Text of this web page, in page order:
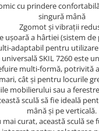
cu prindere
singură mână
Zgomot şi vibraţii
uşoară a hârtiei (sistem
adaptabil pentru
SKIL 7260 este
multi-formă, potrivită
cât şi pentru locurile
mobilierului sau a
sculă să fie ideală
mână şi pe verticală.
curat, această sculă se